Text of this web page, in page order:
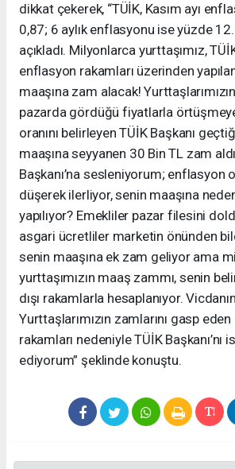
dikkat çekerek, “TÜİK, Kasım ayı
0,87; 6 aylık enflasyonu ise yüzde
açıkladı. Milyonlarca yurttaşımız,
enflasyon rakamları üzerinden
maaşına zam alacak!
pazarda gördüğü fiyatlarla
oranını belirleyen TÜİK Başkanı
maaşına seyyanen 30 Bin TL zam
Başkanı’na sesleniyorum; enflasyon
düşerek ilerliyor, senin maaşına
yapılıyor? Emekliler pazar filesini
asgari ücretliler marketin önünden
senin maaşına ek zam geliyor ama
yurttaşımızın maaş zammı, senin
dışı rakamlarla hesaplanıyor.
Yurttaşlarımızın zamlarını gasp
rakamları nedeniyle TÜİK Başkanı’nı
ediyorum” şeklinde konuştu.